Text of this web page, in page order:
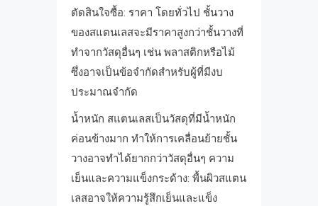
ตัดสินใจซื้อ: ราคา โดยทั่วไป ชั้นวาง
ของสแตนเลสจะมีราคาสูงกว่าชั้นวางที่
ทำจากวัสดุอื่นๆ เช่น พลาสติกหรือไม้
ซึ่งอาจเป็นข้อจำกัดสำหรับผู้ที่มีงบ
ประมาณจำกัด
น้ำหนัก สแตนเลสเป็นวัสดุที่มีน้ำหนัก
ค่อนข้างมาก ทำให้การเคลื่อนย้ายชั้น
วางอาจทำได้ยากกว่าวัสดุอื่นๆ ความ
เย็นและความแข็งกระด้าง: พื้นผิวสแตน
เลสอาจให้ความรู้สึกเย็นและแข็ง